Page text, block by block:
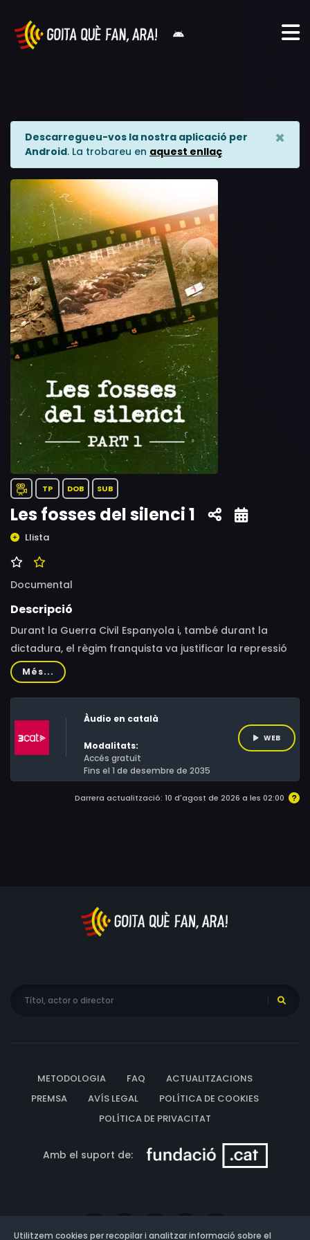
Descarregueu-vos la nostra aplicació per
Android. La trobareu en aquest enllaç
×
TP DOB SUB
Les fosses del silenci 1
Llista
Documental
Descripció
Durant la Guerra Civil Espanyola i, també durant la
dictadura, el règim franquista va justificar la repressió
com a resposta als abusos que havien fet "els rojos"
contra "els nacionals". Però el cert és que, ja des de les
mateixes eleccions del febrer del 36, els militars
colpistes comencen a dissenyar un pla per fer canviar
per la força el resultat de les urnes. La violència no es
limita al cop d'estat, sinó que es dissenya una autèntica
estratègia del terror i la repressió.
Més...
Àudio en català
Modalitats:
Accés gratuït
Fins el 1 de desembre de 2035
WEB
Darrera actualització: 10 d'agost de 2026 a les 02:00
METODOLOGIA FAQ
ACTUALITZACIONS
PREMSA
AVÍS LEGAL
POLÍTICA DE COOKIES
POLÍTICA DE PRIVACITAT
Amb el suport de:
Utilitzem cookies per recopilar i analitzar informació sobre el